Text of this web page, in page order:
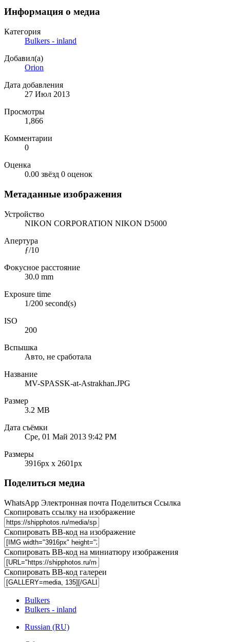
Информация о медиа
Категория
Bulkers - inland
Добавил(а)
Orion
Дата добавления
27 Июл 2013
Просмотры
1,866
Комментарии
0
Оценка
0.00 звёзд 0 оценок
Метаданные изображения
Устройство
NIKON CORPORATION NIKON D5000
Апертура
ƒ/10
Фокусное расстояние
30.0 mm
Exposure time
1/200 second(s)
ISO
200
Вспышка
Авто, не сработала
Название
MV-SPASSK-at-Astrakhan.JPG
Размер
3.2 MB
Дата съёмки
Сре, 01 Май 2013 9:42 PM
Размеры
3916px x 2601px
Поделиться медиа
WhatsApp Электронная почта Поделиться Ссылка
Скопировать ссылку на изображение
Скопировать BB-код на изображение
Скопировать BB-код на миниатюру изображения
Скопировать BB-код галереи
Bulkers
Bulkers - inland
Russian (RU)